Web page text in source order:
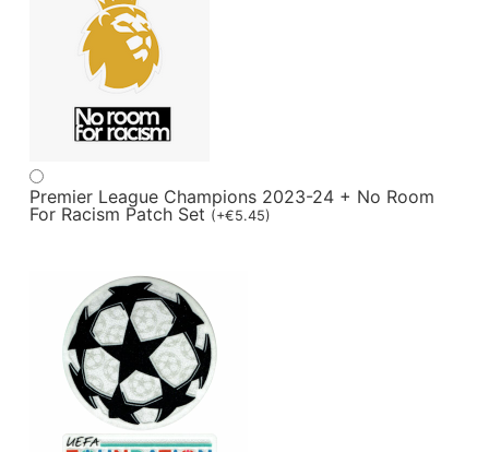
Premier League Champions 2023-24 + No Room
For Racism Patch Set (+€5.45)